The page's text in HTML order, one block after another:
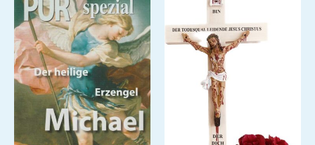
Varianten
auf.
Die
Optionen
können